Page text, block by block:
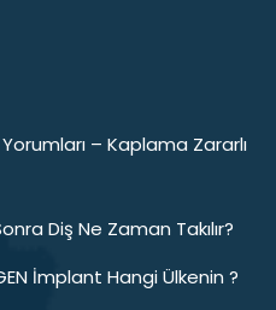
– Kaplama Zararlı
Diş Ne Zaman Takılır?
İmplant Hangi Ülkenin ?